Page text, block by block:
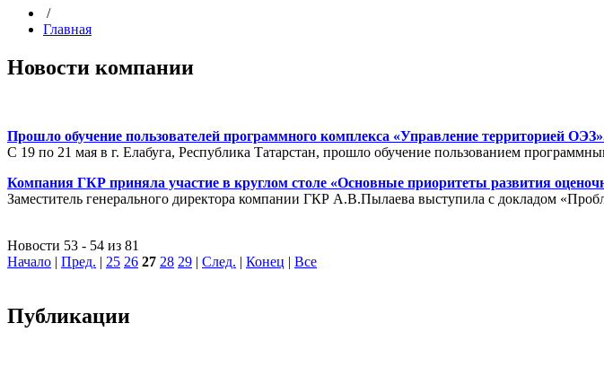
/
Главная
Новости компании
Прошло обучение пользователей программного комплекса «Управление территорией
С 19 по 21 мая в г. Елабуга, Республика Татарстан, прошло обучение пользованием
Компания ГКР приняла участие в круглом столе «Основные приоритеты развития
Заместитель генерального директора компании ГКР А.В.Пылаева выступила с докладом
Новости 53 - 54 из 81
Начало | Пред. | 25 26 27 28 29 | След. | Конец | Все
Публикации